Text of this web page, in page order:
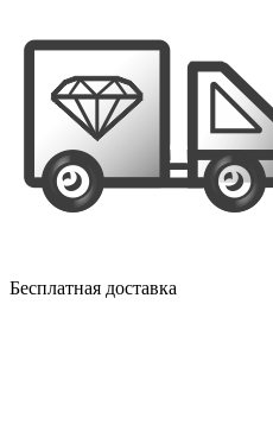
Бесплатная доставка